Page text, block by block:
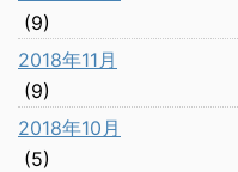
(9)
2018年11月
(9)
2018年10月
(5)